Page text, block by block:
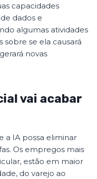
capacidades
dados e
algumas atividades
se ela causará
novas
vai acabar
a IA possa eliminar
Os empregos mais
estão em maior
do varejo ao